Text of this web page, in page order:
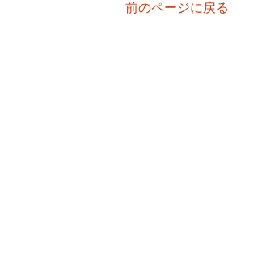
前のページに戻る